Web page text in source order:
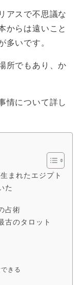
アスで不思議な
からは遠いこと
多いです。
所でもあり、か
情について詳し
まれたエジプト
た
占術
古のタロット
きる